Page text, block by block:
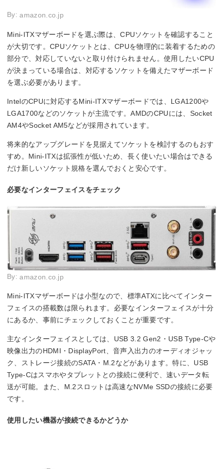
By:amazon.co.jp
Mini-ITXマザーボードを選ぶ際は、CPUソケットを確認すること
が大切です。CPUソケットとは、CPUを物理的に装着するための
部分で、対応していないと取り付けられません。使用したいCPU
が決まっている場合は、対応するソケットを備えたマザーボード
を選ぶ必要があります。
IntelのCPUに対応するMini-ITXマザーボードでは、LGA1200や
LGA1700などのソケットが主流です。AMDのCPUには、Socket
AM4やSocket AM5などが採用されています。
将来的なアップグレードを見据えてソケットを検討するのもおす
すめ。Mini-ITXは拡張性が低いため、長く使いたい場合はできる
だけ新しいソケット規格を選んでおくと安心です。
必要なインターフェイスをチェック
By:amazon.co.jp
Mini-ITXマザーボードは小型なので、標準ATXに比べてインター
フェイスの搭載数は限られます。必要なインターフェイスが十分
にあるか、事前にチェックしておくことが重要です。
主なインターフェイスとしては、USB 3.2 Gen2・USB Type-Cや
映像出力のHDMI・DisplayPort、音声入出力のオーディオジャッ
ク、ストレージ接続のSATA・M.2などがあります。特に、USB
Type-Cはスマホやタブレットとの接続に便利で、速いデータ転
送が可能。また、M.2スロットは高速なNVMe SSDの接続に必要
です。
使用したい機器が接続できるかどうか